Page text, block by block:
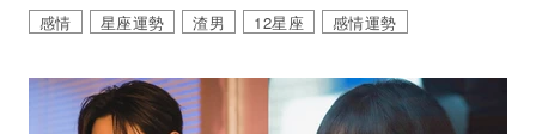
感情 星座運勢 渣男 12星座 感情運勢